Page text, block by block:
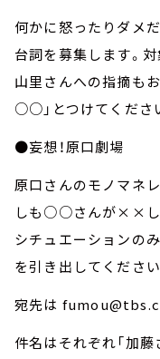
何かに怒ったりダメ
台詞を募集します。
山里さんへの指摘もお
○○」とつけてくださ
●妄想！原口劇場
原口さんのモノマネ
しも○○さんが××し
シチュエーションの
を引き出してください
宛先は
件名はそれぞれ「加藤